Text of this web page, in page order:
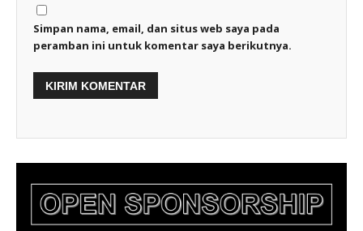
Simpan nama, email, dan situs web saya pada
peramban ini untuk komentar saya berikutnya.